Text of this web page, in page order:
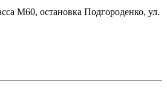
М60, остановка Подгороденко, ул.